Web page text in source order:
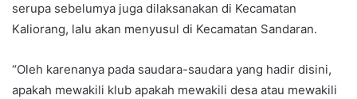
serupa sebelumya juga dilaksanakan di Kecamatan
Kaliorang, lalu akan menyusul di Kecamatan Sandaran.
“Oleh karenanya pada saudara-saudara yang hadir disini,
apakah mewakili klub apakah mewakili desa atau mewakili